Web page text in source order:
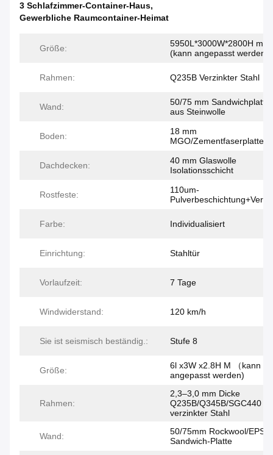
3 Schlafzimmer-Container-Haus,
Gewerbliche Raumcontainer-Heimat
Größe:
5950L*3000W*2800H mm
(kann angepasst werden)
Rahmen: Q235B Verzinkter Stahl
Wand:
50/75 mm Sandwichplatte
aus Steinwolle
Boden:
18 mm
MGO/Zementfaserplatte
Dachdecken:
40 mm Glaswolle
Isolationsschicht
Rostfeste:
110um-
Farbe: Individualisiert
Einrichtung: Stahltür
Vorlaufzeit: 7 Tage
Windwiderstand: 120 km/h
Sie ist seismisch beständig.: Stufe 8
Größe:
6l x3W x2.8H M （kann
angepasst werden)
Rahmen:
2,3–3,0 mm Dicke
Q235B/Q345B/SGC440
verzinkter Stahl
Wand:
50/75mm Rockwool/EPS/
Sandwich-Platte